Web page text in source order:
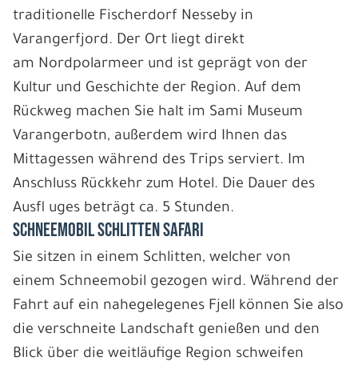
traditionelle Fischerdorf Nesseby in
Varangerfjord. Der Ort liegt direkt
am Nordpolarmeer und ist geprägt von der
Kultur und Geschichte der Region. Auf dem
Rückweg machen Sie halt im Sami Museum
Varangerbotn, außerdem wird Ihnen das
Mittagessen während des Trips serviert. Im
Anschluss Rückkehr zum Hotel. Die Dauer des
Ausfl uges beträgt ca. 5 Stunden.
SCHNEEMOBIL SCHLITTEN SAFARI
Sie sitzen in einem Schlitten, welcher von
einem Schneemobil gezogen wird. Während der
Fahrt auf ein nahegelegenes Fjell können Sie also
die verschneite Landschaft genießen und den
Blick über die weitläufige Region schweifen